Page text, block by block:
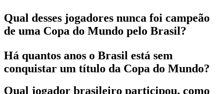
Qual desses jogadores nunca foi campeão
de uma Copa do Mundo pelo Brasil?
Há quantos anos o Brasil está sem
conquistar um título da Copa do Mundo?
Qual jogador brasileiro participou, como